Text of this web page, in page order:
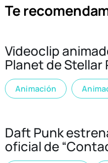
Te
Videoclip
Planet de Stellar
Animación
Daft Punk
oficial de